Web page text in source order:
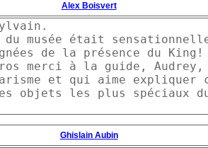
Alex Boisvert
musée était
de la présence du
merci à la guide, Audrey,
et qui aime expliquer
objets les plus spéciaux
Ghislain Aubin